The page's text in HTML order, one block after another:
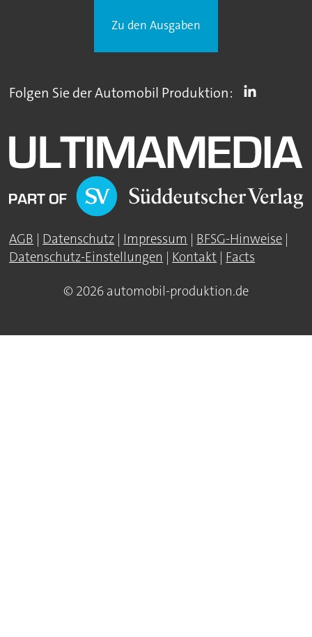
Zu den Ausgaben
Folgen Sie der Automobil Produktion:
AGB | Datenschutz | Impressum | BFSG-Hinweise |
Datenschutz-Einstellungen | Kontakt | Facts
© 2026 automobil-produktion.de